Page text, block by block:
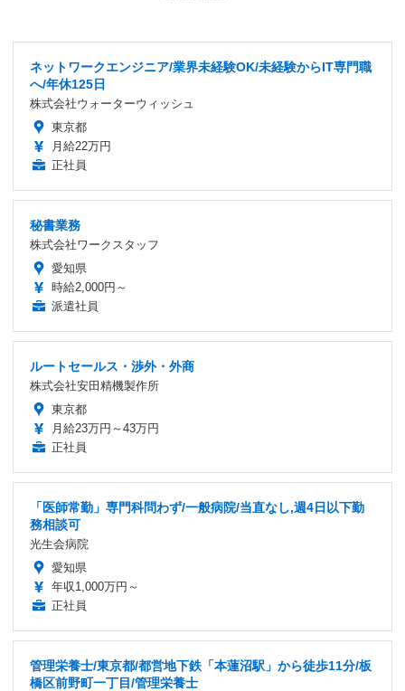
ネットワークエンジニア/業界未経験OK/未経験からIT専門職
へ/年休125日
株式会社ウォーターウィッシュ
東京都
月給22万円
正社員
秘書業務
株式会社ワークスタッフ
愛知県
時給2,000円～
派遣社員
ルートセールス・渉外・外商
株式会社安田精機製作所
東京都
月給23万円～43万円
正社員
「医師常勤」専門科問わず/一般病院/当直なし,週4日以下勤
務相談可
光生会病院
愛知県
年収1,000万円～
正社員
管理栄養士/東京都/都営地下鉄「本蓮沼駅」から徒歩11分/板
橋区前野町一丁目/管理栄養士